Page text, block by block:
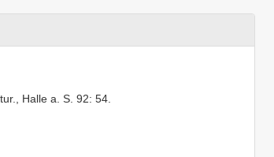
Halle a. S. 92: 54.